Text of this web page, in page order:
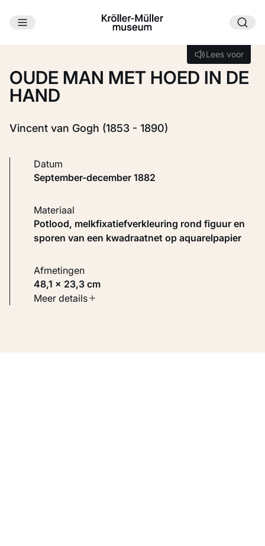
Ga naar hoofdinhoud
Lees voor
Lees voor
OUDE MAN MET HOED IN DE
HAND
Vincent van Gogh (1853 - 1890)
Datum
september-december 1882
Materiaal
Potlood, melkfixatiefverkleuring rond figuur en
sporen van een kwadraatnet op aquarelpapier
Afmetingen
48,1 × 23,3 cm
Soort werk
Meer details